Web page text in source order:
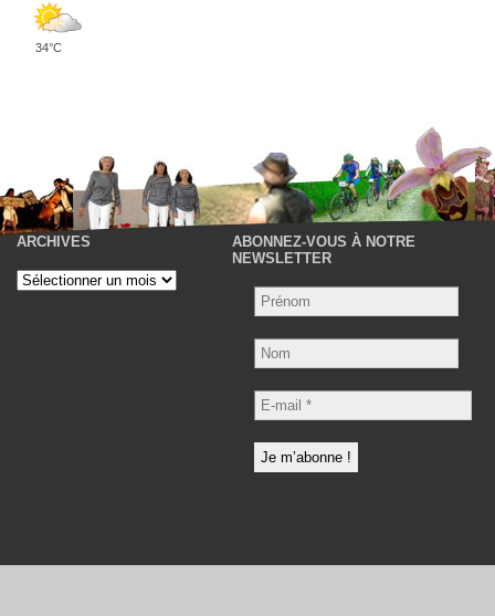
34°C
ARCHIVES
Archives
ABONNEZ-VOUS À NOTRE
NEWSLETTER
Nom
E-
mail
*